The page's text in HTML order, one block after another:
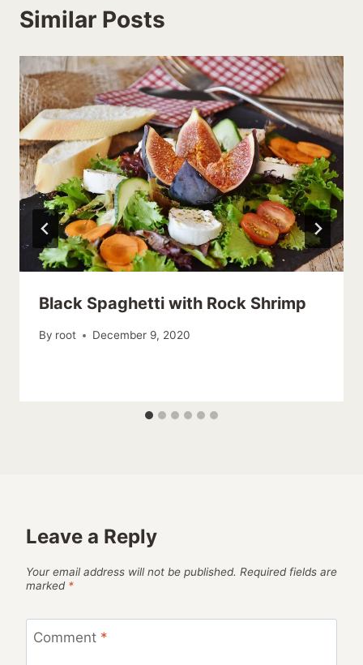
Similar Posts
Black Spaghetti with Rock Shrimp
By root December 9, 2020
Leave a Reply
Your email address will not be published. Required fields are
marked *
Comment *